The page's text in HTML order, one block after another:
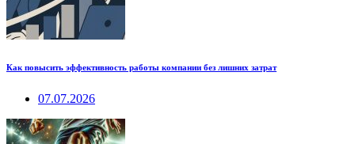
Как повысить эффективность работы компании без лишних затрат
07.07.2026